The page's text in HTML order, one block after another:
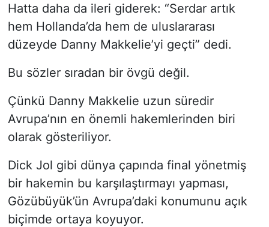
Hatta daha da ileri giderek: “Serdar artık
hem Hollanda’da hem de uluslararası
düzeyde Danny Makkelie’yi geçti” dedi.
Bu sözler sıradan bir övgü değil.
Çünkü Danny Makkelie uzun süredir
Avrupa’nın en önemli hakemlerinden biri
olarak gösteriliyor.
Dick Jol gibi dünya çapında final yönetmiş
bir hakemin bu karşılaştırmayı yapması,
Gözübüyük’ün Avrupa’daki konumunu açık
biçimde ortaya koyuyor.